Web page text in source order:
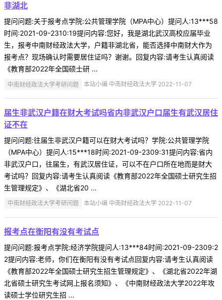
非湖北
提问问题:关于报考点学院:公共管理学院（MPA中心）提问人:13***58
时间:2021-09-2310:19提问内容:您好，我是湖北武汉高校应届毕业
生，报考中南财经政法大学，户籍非湖北省，能否选择中南财大作为
报考点？现场确认时需要居住证吗？谢谢。回复内容:请考生认真阅读
《教育部2022年全国硕士研 ...
中南财经政法大学考研问题 本站小编 中南财经政法大学 2022-11-07
届生非武汉户籍在财大考试吗省内非武汉户口届生有武汉居住
证不在
提问问题:往届生非武汉户籍可以在财大考试吗？学院:公共管理学院
（MPA中心）提问人:15***18时间:2021-09-2309:31提问内容:省内
非武汉户口，往届生，有武汉居住证，可以不在户口所在地而是财大
考试吗？回复内容:请考生认真阅读《教育部2022年全国硕士研究生招
生管理规定》、《湖北省20 ...
中南财经政法大学考研问题 本站小编 中南财经政法大学 2022-11-07
报考点在衡阳有没有考试点
提问问题:报考点学院:经济学院提问人:13***84时间:2021-09-2309:2
2提问内容:老师，你们在衡阳有没有考试点回复内容:请考生认真阅读
《教育部2022年全国硕士研究生招生管理规定》、《湖北省2022年湖
北省硕士研究生考试网上报名须知》、《中南财经政法大学2022年攻
读硕士学位研究生招 ...